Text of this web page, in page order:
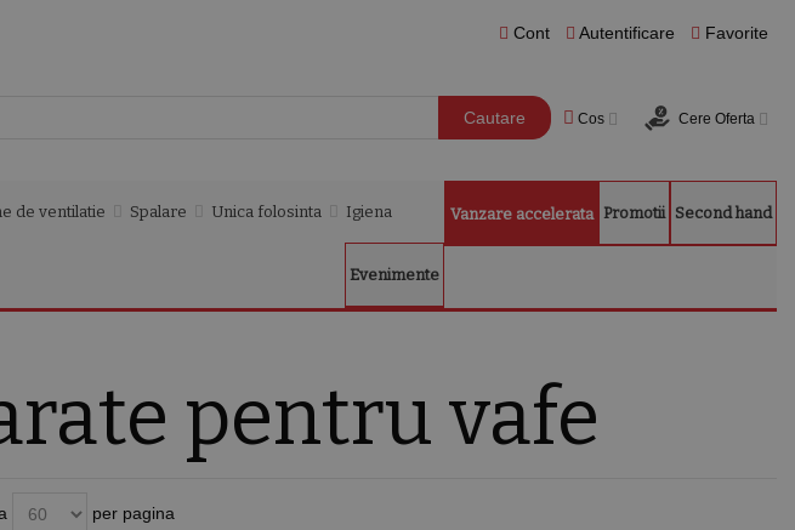
Cont Autentificare Favorite
Cautare Cere Oferta
Cos
de ventilatie Spalare Unica folosinta Igiena Second hand
Promotii
Vanzare accelerata
Evenimente
pentru vafe
per pagina